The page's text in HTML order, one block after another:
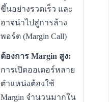
ขึ้นอย่างรวดเร็ว และ
อาจนำไปสู่การล้าง
พอร์ต (Margin Call)
ต้องการ Margin สูง:
การเปิดออเดอร์หลาย
ตำแหน่งต้องใช้
Margin จำนวนมากใน